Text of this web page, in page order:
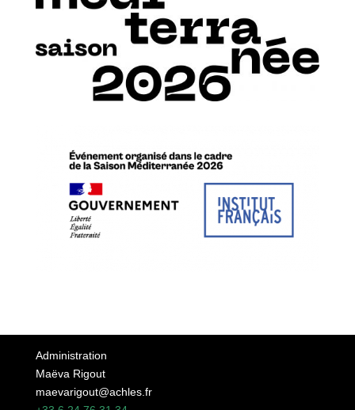
Administration
Maëva Rigout
maevarigout@achles.fr